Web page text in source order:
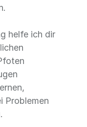
helfe ich dir
Problemen